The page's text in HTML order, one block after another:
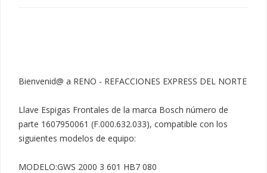
Bienvenid@ a RENO - REFACCIONES EXPRESS DEL NORTE
Llave Espigas Frontales de la marca Bosch número de
parte 1607950061 (F.000.632.033), compatible con los
siguientes modelos de equipo:
MODELO:GWS 2000 3 601 HB7 080